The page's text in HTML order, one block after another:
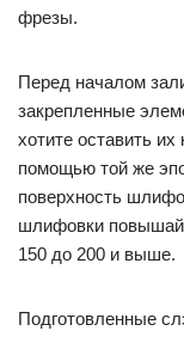
фрезы.
Перед началом
закрепленные
хотите оставить
помощью той же
поверхность
шлифовки
150 до 200 и выше.
Подготовленные